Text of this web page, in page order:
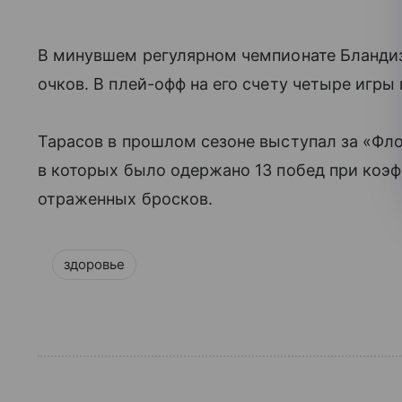
В минувшем регулярном чемпионате
очков. В плей-офф на его счету четыре игры
Тарасов в прошлом сезоне выступал за
в которых было одержано 13 побед при
отраженных бросков.
здоровье